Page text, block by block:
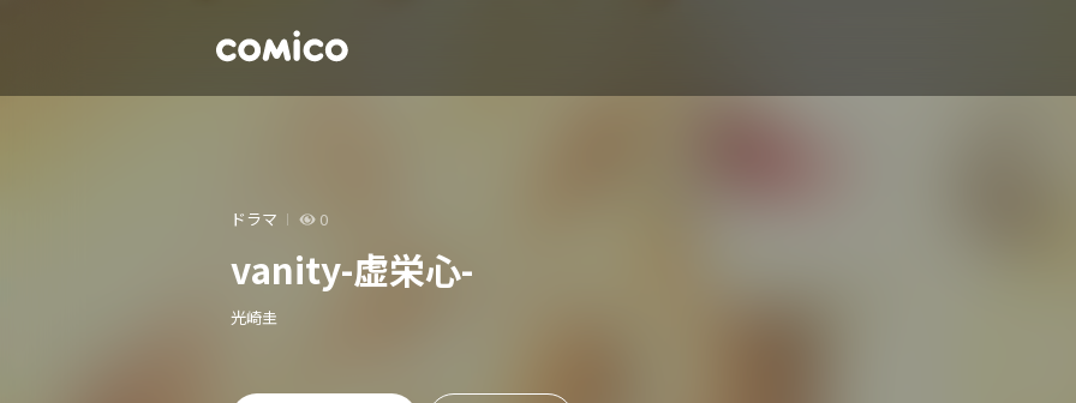
ドラマ 0
vanity-虚栄心-
光崎圭